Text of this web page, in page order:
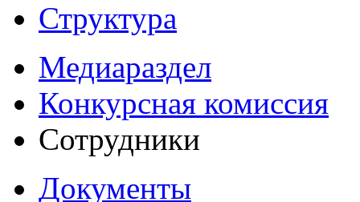
Структура
Медиараздел
Конкурсная комиссия
Сотрудники
Документы